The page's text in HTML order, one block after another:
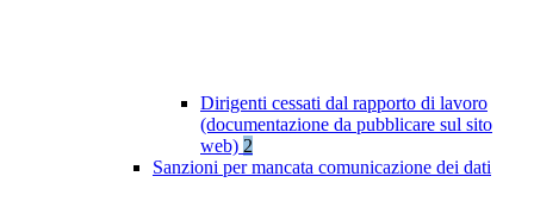
Dirigenti cessati dal rapporto di lavoro
(documentazione da pubblicare sul sito
web) 2
Sanzioni per mancata comunicazione dei dati